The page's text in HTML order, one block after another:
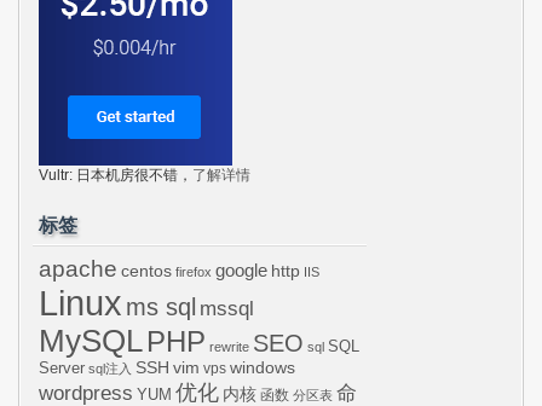
Vultr: 日本机房很不错， 了解详情
标签
apache centos firefox google http IIS
Linux ms sql mssql
MySQLPHP rewrite SEO sql SQL
Server sql注入 SSH vim vps windows
wordpress YUM 优化 内核 函数 分区表 命